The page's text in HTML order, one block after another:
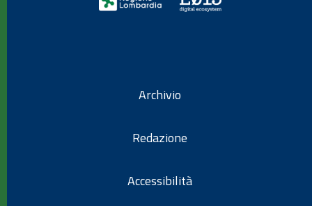
Archivio
Redazione
Accessibilità